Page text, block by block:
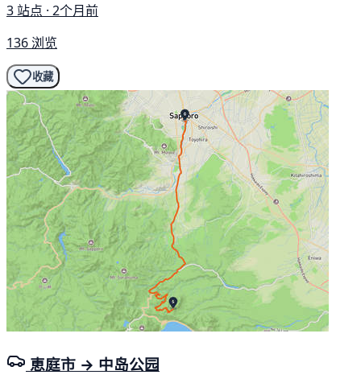
3 站点 · 2个月前
136 浏览
收藏
恵庭市 → 中岛公园